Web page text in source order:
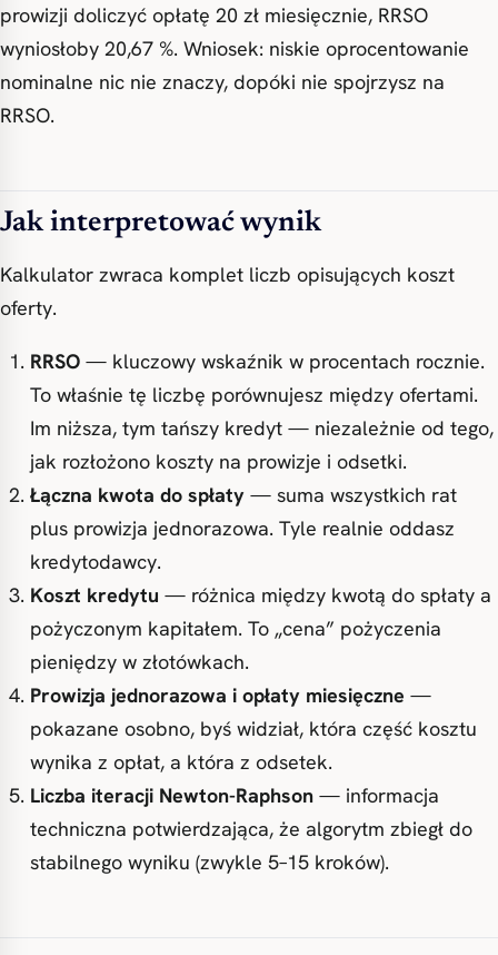
prowizji doliczyć opłatę 20 zł miesięcznie, RRSO
wyniosłoby 20,67 %. Wniosek: niskie oprocentowanie
nominalne nic nie znaczy, dopóki nie spojrzysz na
RRSO.
Jak interpretować wynik
Kalkulator zwraca komplet liczb opisujących koszt
oferty.
RRSO — kluczowy wskaźnik w procentach rocznie.
To właśnie tę liczbę porównujesz między ofertami.
Im niższa, tym tańszy kredyt — niezależnie od tego,
jak rozłożono koszty na prowizje i odsetki.
Łączna kwota do spłaty — suma wszystkich rat
plus prowizja jednorazowa. Tyle realnie oddasz
kredytodawcy.
Koszt kredytu — różnica między kwotą do spłaty a
pożyczonym kapitałem. To „cena” pożyczenia
pieniędzy w złotówkach.
Prowizja jednorazowa i opłaty miesięczne —
pokazane osobno, byś widział, która część kosztu
wynika z opłat, a która z odsetek.
Liczba iteracji Newton-Raphson — informacja
techniczna potwierdzająca, że algorytm zbiegł do
stabilnego wyniku (zwykle 5–15 kroków).